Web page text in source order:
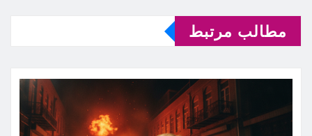
مطالب مرتبط